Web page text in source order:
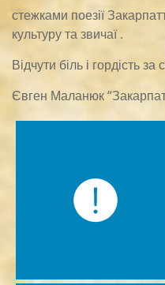
стежками поезії
культуру та звичаї .
Відчути біль і гордість за
Євген Маланюк